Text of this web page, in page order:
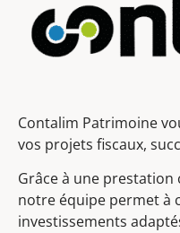
Contalim Patrimoine
vos projets fiscaux,
Grâce à une prestation
notre équipe permet à
investissements